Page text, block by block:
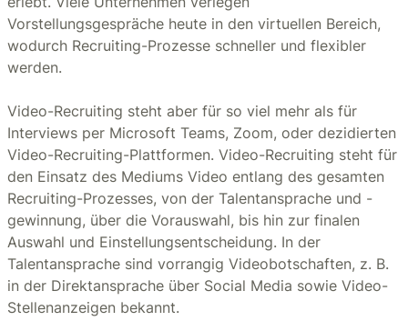
Vorstellungsgespräche heute in den virtuellen Bereich,
wodurch Recruiting-Prozesse schneller und flexibler
werden.
Video-Recruiting steht aber für so viel mehr als für
Interviews per Microsoft Teams, Zoom, oder dezidierten
Video-Recruiting-Plattformen. Video-Recruiting steht für
den Einsatz des Mediums Video entlang des gesamten
Recruiting-Prozesses, von der Talentansprache und -
gewinnung, über die Vorauswahl, bis hin zur finalen
Auswahl und Einstellungsentscheidung. In der
Talentansprache sind vorrangig Videobotschaften, z. B.
in der Direktansprache über Social Media sowie Video-
Stellenanzeigen bekannt.